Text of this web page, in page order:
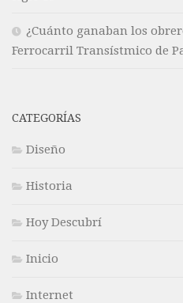
¿Cuánto ganaban los
Ferrocarril Transístmico de
CATEGORÍAS
Diseño
Historia
Hoy Descubrí
Inicio
Internet